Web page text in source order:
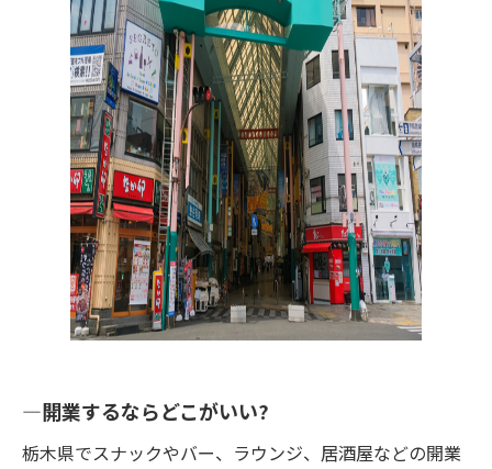
開業するならどこがいい?
栃木県でスナックやバー、ラウンジ、居酒屋などの開業